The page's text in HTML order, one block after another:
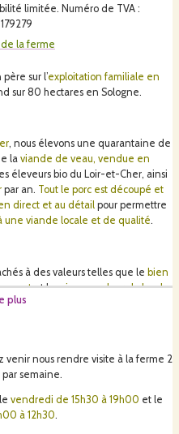
limitée. Numéro de TVA :
de la ferme
sur l’exploitation familiale en
sur 80 hectares en Sologne.
, nous élevons une quarantaine de
la viande de veau, vendue en
éleveurs bio du Loir-et-Cher, ainsi
par an. Tout le porc est découpé et
direct et au détail pour permettre
une viande locale et de qualité.
à des valeurs telles que le bien
et lamise en valeur du local
le circuit court
plus
venir nous rendre visite à la ferme 2
semaine.
vendredi de 15h30 à 19h00 et le
à 12h30.